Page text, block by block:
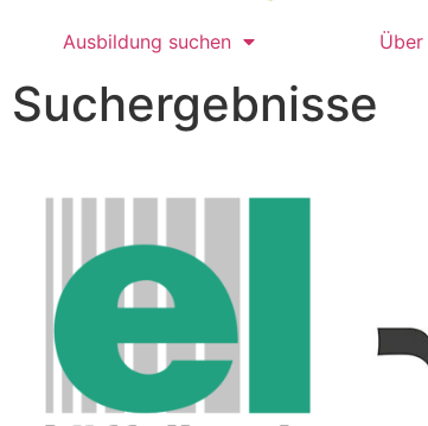
Ausbildung suchen
Suchergebnisse